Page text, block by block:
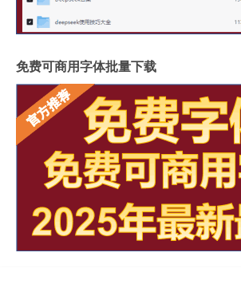
免费可商用字体批量下载